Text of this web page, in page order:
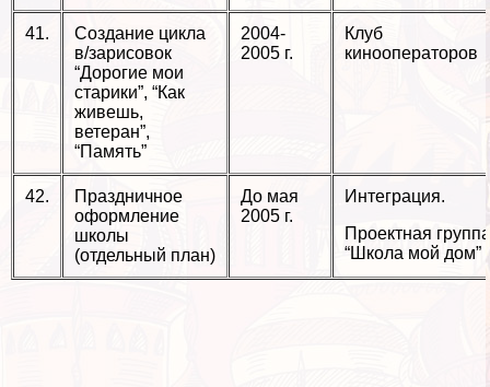
41.
Создание цикла
в/зарисовок
“Дорогие мои
старики”, “Как
живешь,
ветеран”,
“Память”
2004-
2005 г.
Клуб
кинооператоров
42.
Праздничное
оформление
школы
(отдельный план)
До мая
2005 г.
Интеграция.
Проектная группа
“Школа мой дом”